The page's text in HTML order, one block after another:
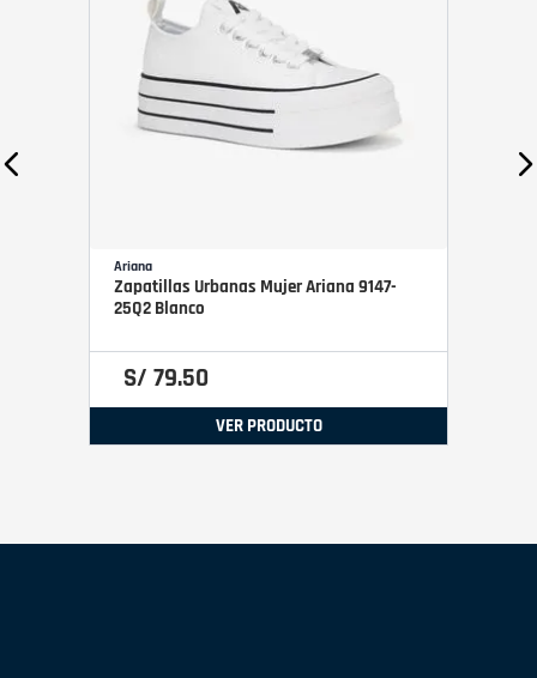
Ariana
Zapatillas Urbanas Mujer Ariana 9147-
25Q2 Blanco
S/ 79.50
VER PRODUCTO